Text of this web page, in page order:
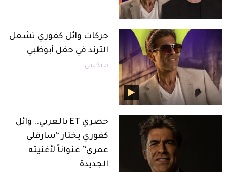
حركات وائل كفوري تشعل
الترند في حفل أبوظبي
ميكس
حصري ET بالعربي.. وائل
كفوري يختار “سارقلي
عمري” عنواناً لأغنيته
الجديدة